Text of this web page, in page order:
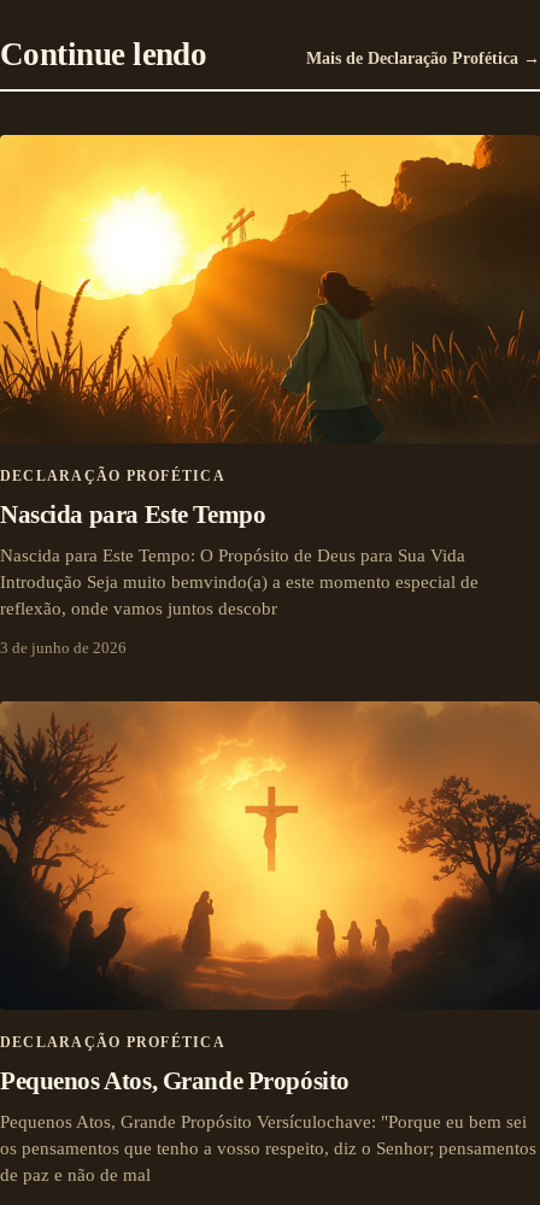
Continue lendo Mais de Declaração Profética →
DECLARAÇÃO PROFÉTICA
Nascida para Este Tempo
Nascida para Este Tempo: O Propósito de Deus para Sua Vida
Introdução Seja muito bemvindo(a) a este momento especial de
reflexão, onde vamos juntos descobr
3 de junho de 2026
DECLARAÇÃO PROFÉTICA
Pequenos Atos, Grande Propósito
Pequenos Atos, Grande Propósito Versículochave: "Porque eu bem sei
os pensamentos que tenho a vosso respeito, diz o Senhor; pensamentos
de paz e não de mal